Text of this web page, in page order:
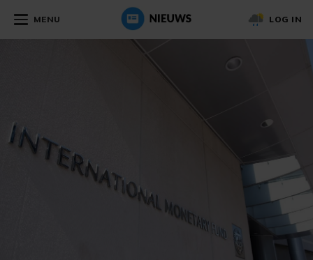
MENU LOG IN